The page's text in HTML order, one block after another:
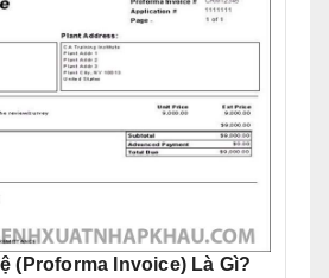
(Proforma Invoice) Là Gì?